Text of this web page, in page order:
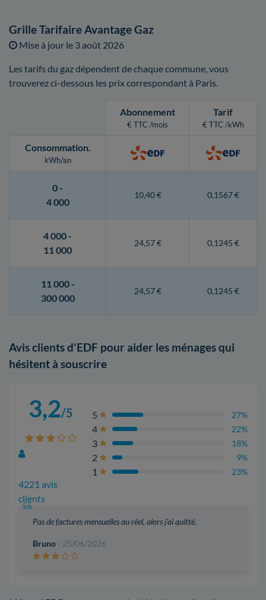
Grille Tarifaire Avantage Gaz
Mise à jour le 3 août 2026
Les tarifs du gaz dépendent de chaque commune, vous
trouverez ci-dessous les prix correspondant à Paris.
Abonnement
€ TTC /mois
Tarif
€ TTC /kWh
Consommation.
kWh/an
0 -
4 000
10,40 € 0,1567 €
4 000 -
11 000
24,57 € 0,1245 €
11 000 -
300 000
24,57 € 0,1245 €
Avis clients d'EDF pour aider les ménages qui
hésitent à souscrire
3,2/5
4221 avis
clients
5 27%
4 22%
3 18%
2 9%
1 23%
Pas de factures mensuelles au réel, alors j'ai quitté.
Bruno - 25/06/2026